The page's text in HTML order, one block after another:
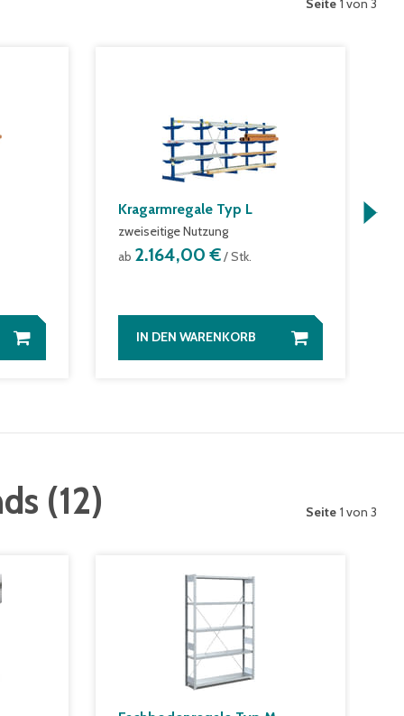
Seite 1 von 3
Kragarmregale Typ L
zweiseitige Nutzung
ab 2.164,00 €/ Stk.
IN DEN WARENKORB
(12) Seite 1 von 3